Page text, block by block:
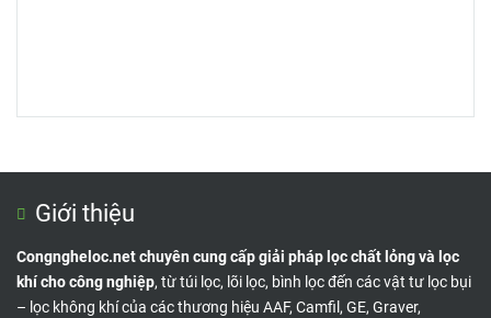
Giới thiệu
Congngheloc.net chuyên cung cấp giải pháp lọc chất lỏng và lọc
khí cho công nghiệp, từ túi lọc, lõi lọc, bình lọc đến các vật tư lọc bụi
– lọc không khí của các thương hiệu AAF, Camfil, GE, Graver,